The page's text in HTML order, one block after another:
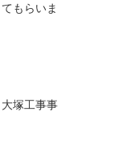
もらいま
塚工事事